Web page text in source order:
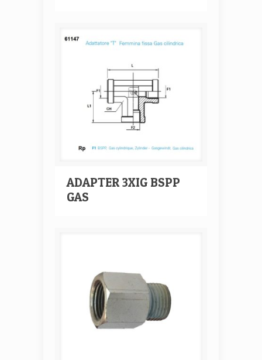
ADAPTER 3XIG BSPP
GAS